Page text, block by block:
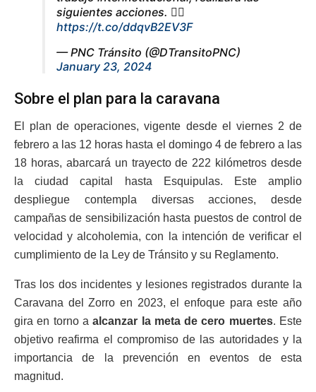
siguientes acciones. 👇🏼
https://t.co/ddqvB2EV3F
— PNC Tránsito (@DTransitoPNC)
January 23, 2024
Sobre el plan para la caravana
El plan de operaciones, vigente desde el viernes 2 de
febrero a las 12 horas hasta el domingo 4 de febrero a las
18 horas, abarcará un trayecto de 222 kilómetros desde
la ciudad capital hasta Esquipulas. Este amplio
despliegue contempla diversas acciones, desde
campañas de sensibilización hasta puestos de control de
velocidad y alcoholemia, con la intención de verificar el
cumplimiento de la Ley de Tránsito y su Reglamento.
Tras los dos incidentes y lesiones registrados durante la
Caravana del Zorro en 2023, el enfoque para este año
gira en torno aalcanzar la meta de cero muertes. Este
objetivo reafirma el compromiso de las autoridades y la
importancia de la prevención en eventos de esta
magnitud.